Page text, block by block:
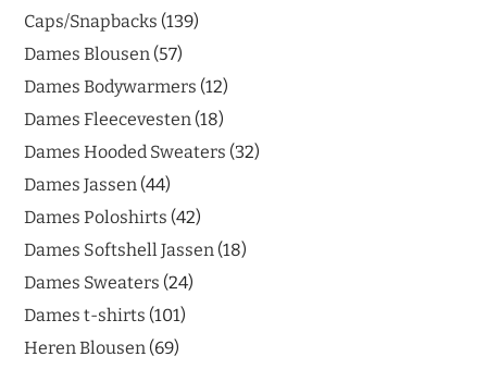
Caps/Snapbacks 139
Dames Blousen 57
Dames Bodywarmers 12
Dames Fleecevesten 18
Dames Hooded Sweaters 32
Dames Jassen 44
Dames Poloshirts 42
Dames Softshell Jassen 18
Dames Sweaters 24
Dames t-shirts 101
Heren Blousen 69